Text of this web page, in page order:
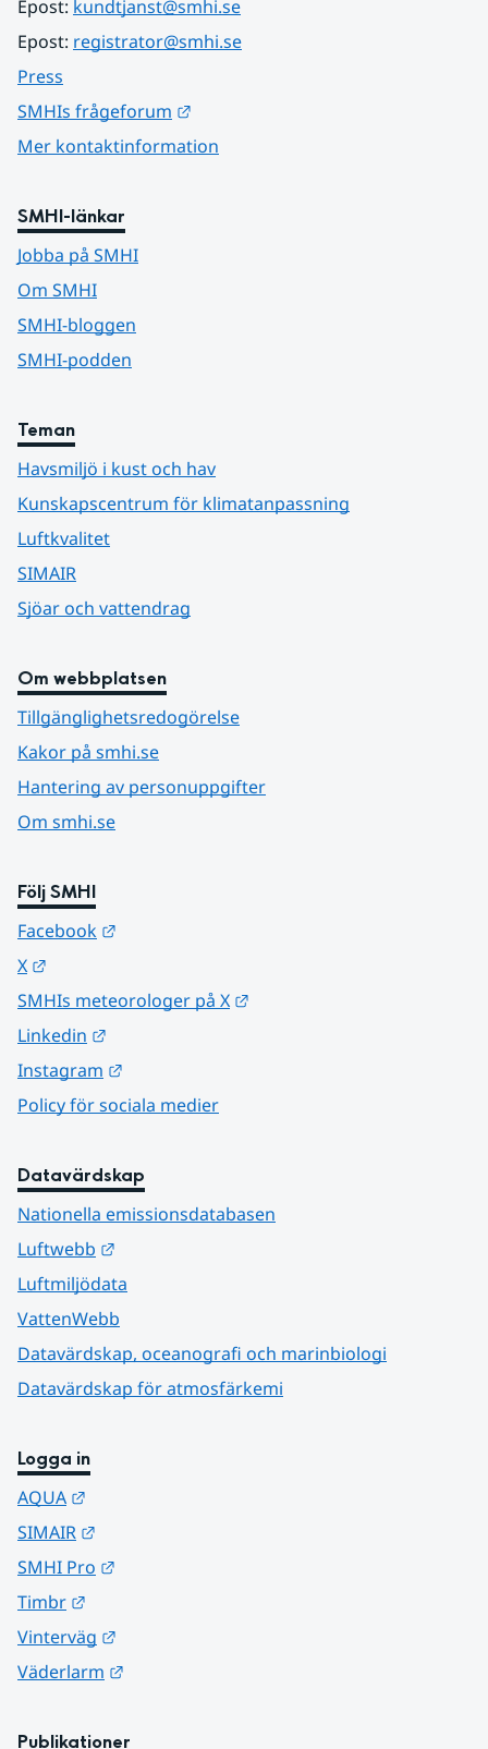
Epost: kundtjanst@smhi.se
Epost: registrator@smhi.se
Press
SMHIs frågeforum
Mer kontaktinformation
SMHI-länkar
Jobba på SMHI
Om SMHI
SMHI-bloggen
SMHI-podden
Teman
Havsmiljö i kust och hav
Kunskapscentrum för klimatanpassning
Luftkvalitet
SIMAIR
Sjöar och vattendrag
Om webbplatsen
Tillgänglighetsredogörelse
Kakor på smhi.se
Hantering av personuppgifter
Om smhi.se
Följ SMHI
Facebook
X
SMHIs meteorologer på X
Linkedin
Instagram
Policy för sociala medier
Datavärdskap
Nationella emissionsdatabasen
Luftwebb
Luftmiljödata
VattenWebb
Datavärdskap, oceanografi och marinbiologi
Datavärdskap för atmosfärkemi
Logga in
AQUA
SIMAIR
SMHI Pro
Timbr
Vinterväg
Väderlarm
Publikationer